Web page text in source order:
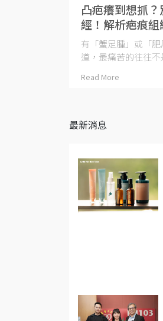
凸疤癢到想抓
經！解析疤痕組
有「蟹足腫」或「
道，最痛苦的往往
Read More
最新消息